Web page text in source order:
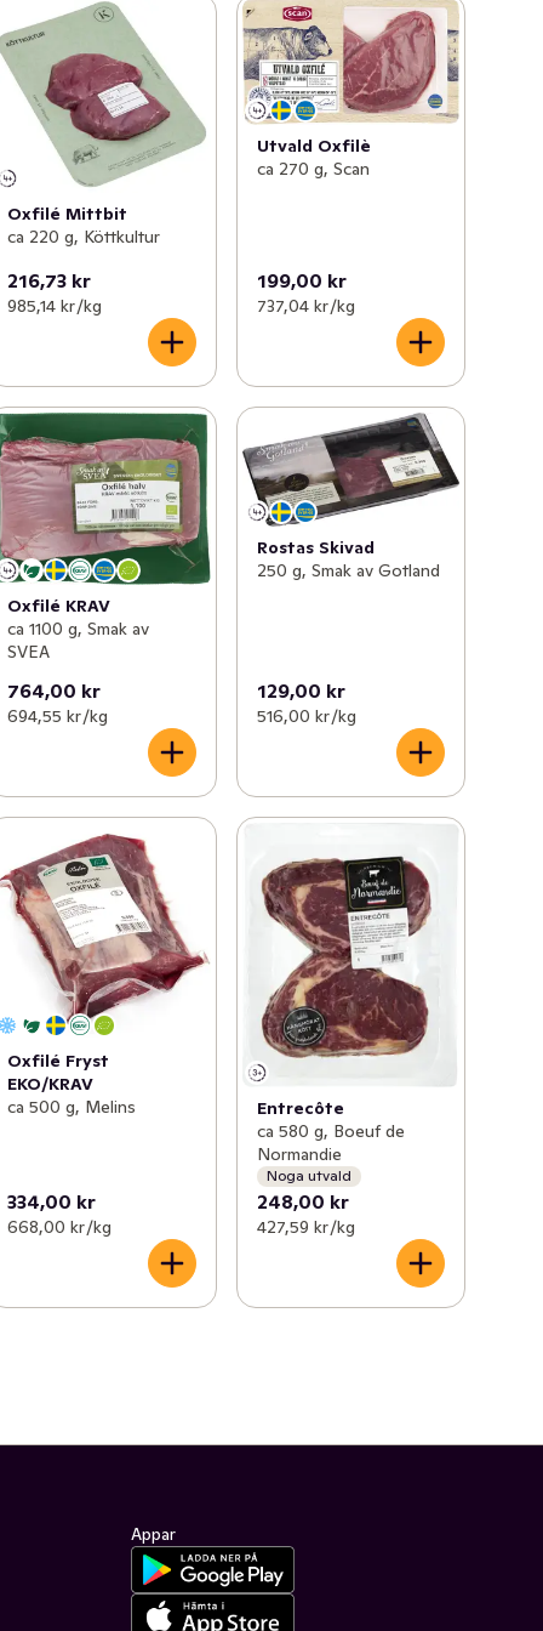
Oxfilé Mittbit
ca 220 g, Köttkultur
216,73 kr
985,14 kr /kg
Utvald Oxfilè
ca 270 g, Scan
199,00 kr
737,04 kr /kg
Oxfilé KRAV
ca 1100 g, Smak av
SVEA
764,00 kr
694,55 kr /kg
Rostas Skivad
250 g, Smak av Gotland
129,00 kr
516,00 kr /kg
Oxfilé Fryst
EKO/KRAV
ca 500 g, Melins
334,00 kr
668,00 kr /kg
Entrecôte
ca 580 g, Boeuf de
Normandie
Noga utvald
248,00 kr
427,59 kr /kg
Appar